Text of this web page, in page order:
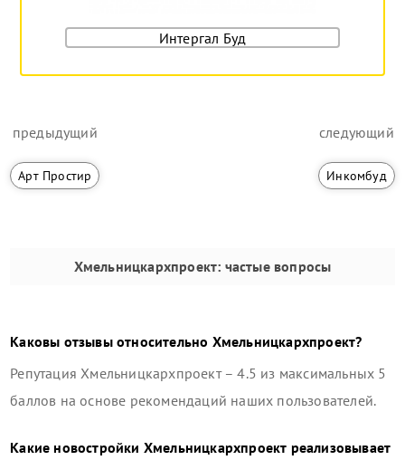
Интергал Буд
предыдущий
Арт Простир
следующий
Инкомбуд
Хмельницкархпроект: частые вопросы
Каковы отзывы относительно Хмельницкархпроект?
Репутация Хмельницкархпроект–4.5 из максимальных 5
баллов на основе рекомендаций наших пользователей.
Какие новостройки Хмельницкархпроект реализовывает